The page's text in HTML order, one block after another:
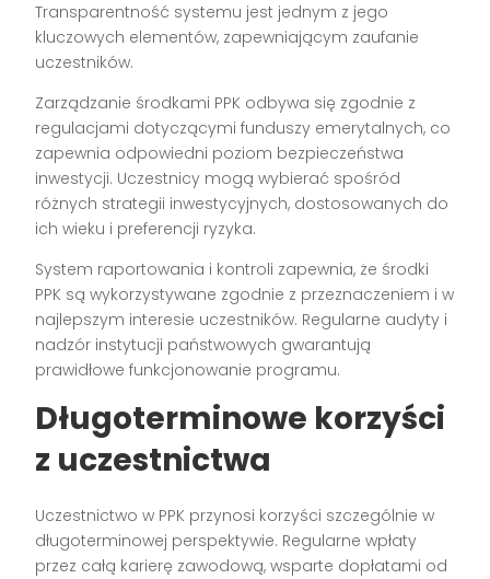
Transparentność systemu jest jednym z jego
kluczowych elementów, zapewniającym zaufanie
uczestników.
Zarządzanie środkami PPK odbywa się zgodnie z
regulacjami dotyczącymi funduszy emerytalnych, co
zapewnia odpowiedni poziom bezpieczeństwa
inwestycji. Uczestnicy mogą wybierać spośród
różnych strategii inwestycyjnych, dostosowanych do
ich wieku i preferencji ryzyka.
System raportowania i kontroli zapewnia, że środki
PPK są wykorzystywane zgodnie z przeznaczeniem i w
najlepszym interesie uczestników. Regularne audyty i
nadzór instytucji państwowych gwarantują
prawidłowe funkcjonowanie programu.
Długoterminowe korzyści
z uczestnictwa
Uczestnictwo w PPK przynosi korzyści szczególnie w
długoterminowej perspektywie. Regularne wpłaty
przez całą karierę zawodową, wsparte dopłatami od